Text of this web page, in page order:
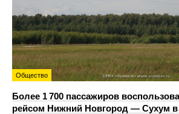
Общество
Более 1 700 пассажиров
рейсом Нижний Новгород — Сухум в